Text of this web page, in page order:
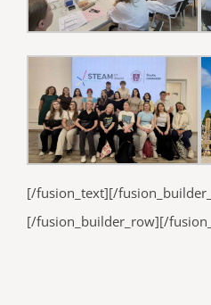
[/fusion_text][/
[/fusion_builder_row][/